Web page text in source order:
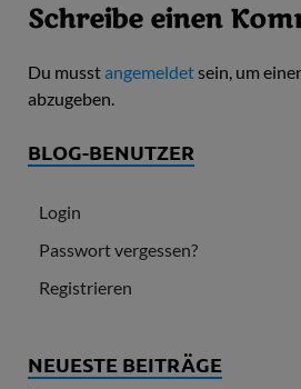
Schreibe einen
Du musstangemeldetsein, um
abzugeben.
BLOG-BENUTZER
Login
Passwort vergessen?
Registrieren
NEUESTE BEITRÄGE